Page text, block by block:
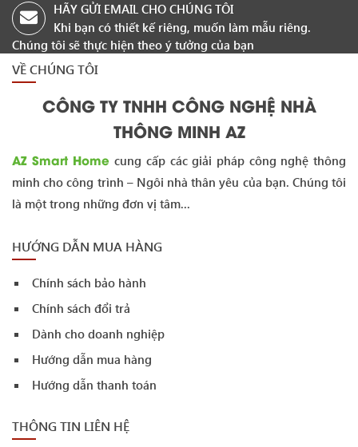
HÃY GỬI EMAIL CHO CHÚNG TÔI
Khi bạn có thiết kế riêng, muốn làm mẫu riêng.
Chúng tôi sẽ thực hiện theo ý tưởng của bạn
VỀ CHÚNG TÔI
CÔNG TY TNHH CÔNG NGHỆ NHÀ
THÔNG MINH AZ
AZ Smart Home cung cấp các giải pháp công nghệ thông
minh cho công trình – Ngôi nhà thân yêu của bạn. Chúng tôi
là một trong những đơn vị tâm...
HƯỚNG DẪN MUA HÀNG
Chính sách bảo hành
Chính sách đổi trả
Dành cho doanh nghiệp
Hướng dẫn mua hàng
Hướng dẫn thanh toán
THÔNG TIN LIÊN HỆ